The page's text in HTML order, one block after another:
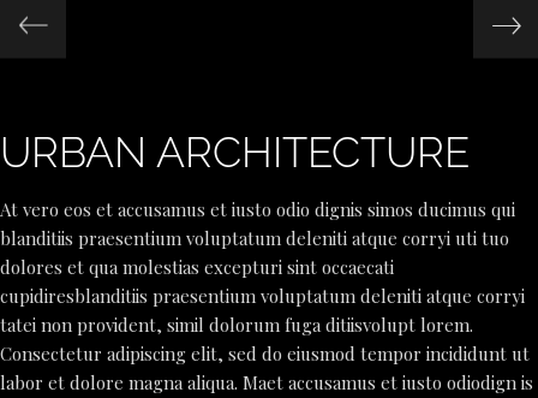
URBAN ARCHITECTURE
At vero eos et accusamus et iusto odio dignis simos ducimus qui
blanditiis praesentium voluptatum deleniti atque corryi uti tuo
dolores et qua molestias excepturi sint occaecati
cupidiresblanditiis praesentium voluptatum deleniti atque corryi
tatei non provident, simil dolorum fuga ditiisvolupt lorem.
Consectetur adipiscing elit, sed do eiusmod tempor incididunt ut
labor et dolore magna aliqua. Maet accusamus et iusto odiodign is